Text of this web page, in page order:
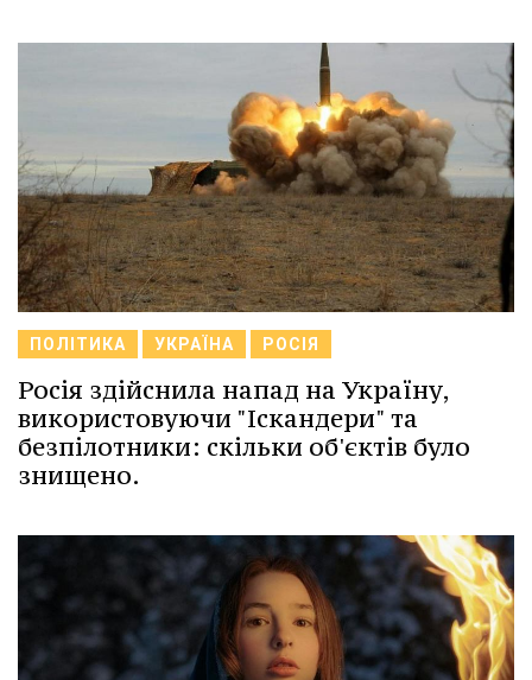
ПОЛІТИКА УКРАЇНА РОСІЯ
Росія здійснила напад на Україну,
використовуючи "Іскандери" та
безпілотники: скільки об'єктів було
знищено.